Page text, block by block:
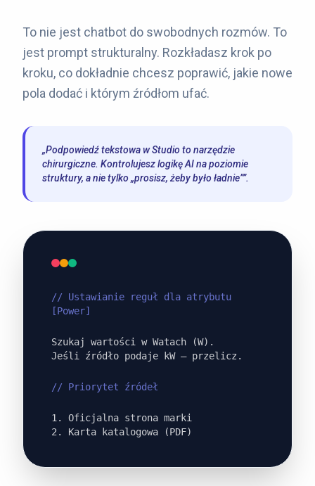
To nie jest chatbot do swobodnych rozmów. To
jest prompt strukturalny. Rozkładasz krok po
kroku, co dokładnie chcesz poprawić, jakie nowe
pola dodać i którym źródłom ufać.
„Podpowiedź tekstowa w Studio to narzędzie
chirurgiczne. Kontrolujesz logikę AI na poziomie
struktury, a nie tylko „prosisz, żeby było ładnie””.
// Ustawianie reguł dla atrybutu
[Power]
Szukaj wartości w Watach (W).
Jeśli źródło podaje kW — przelicz.
// Priorytet źródeł
1. Oficjalna strona marki
2. Karta katalogowa (PDF)